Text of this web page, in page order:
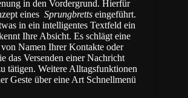
in den Vordergrund. Hierfür
eines Sprungbretts eingeführt.
in ein intelligentes Textfeld ein
Ihre Absicht. Es schlägt eine
Namen Ihrer Kontakte oder
das Versenden einer Nachricht
tätigen. Weitere Alltagsfunktionen
Geste über eine Art Schnellmenü